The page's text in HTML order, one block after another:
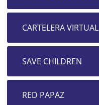
CARTELERA VIRTUAL
SAVE CHILDREN
RED PAPAZ